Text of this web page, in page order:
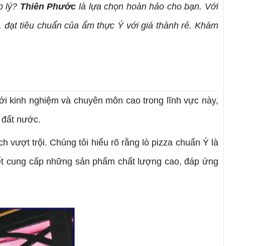
lý? Thiên Phước là lựa chọn hoàn hảo cho bạn. Với
tiêu chuẩn của ẩm thực Ý với giá thành rẻ. Khám
kinh nghiệm và chuyên môn cao trong lĩnh vực này,
đất nước.
vượt trội. Chúng tôi hiểu rõ rằng lò pizza chuẩn Ý là
cung cấp những sản phẩm chất lượng cao, đáp ứng